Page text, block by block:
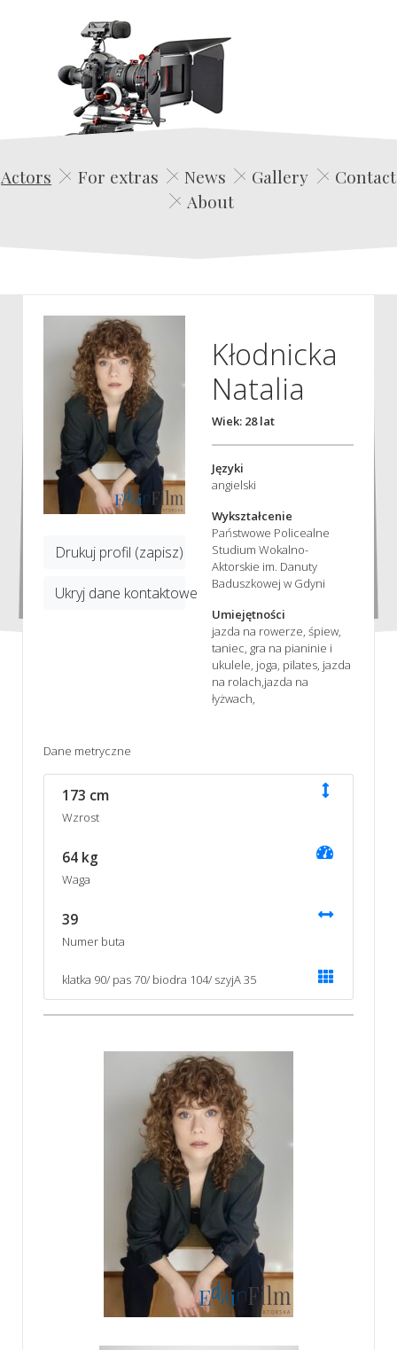
Edwin Film Agencja Aktorska
Actors For extras News Gallery
Contact
About
Drukuj profil (zapisz)
Ukryj dane kontaktowe
Kłodnicka
Natalia
Wiek: 28 lat
Języki
angielski
Wykształcenie
Państwowe Policealne
Studium Wokalno-
Aktorskie im. Danuty
Baduszkowej w Gdyni
Umiejętności
jazda na rowerze, śpiew,
taniec, gra na pianinie i
ukulele, joga, pilates, jazda
na rolach,jazda na
łyżwach,
Dane metryczne
173 cm
Wzrost
64 kg
Waga
39
Numer buta
klatka 90/ pas 70/ biodra 104/ szyjA 35